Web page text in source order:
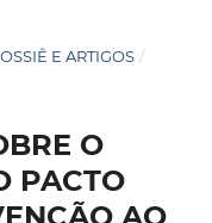
E ARTIGOS /
O
PACTO